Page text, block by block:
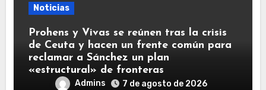
Noticias
Prohens y Vivas se reúnen tras la crisis
de Ceuta y hacen un frente común para
reclamar a Sánchez un plan
«estructural» de fronteras
Admins 7 de agosto de 2026